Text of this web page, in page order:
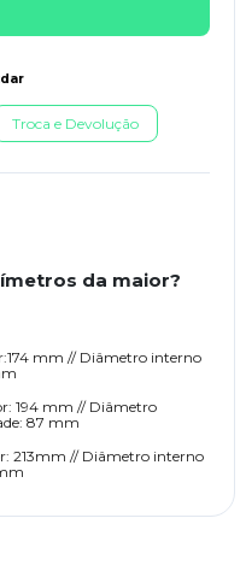
Troca e Devolução
da maior?
mm // Diâmetro interno
194 mm // Diâmetro
87 mm
213mm // Diâmetro interno